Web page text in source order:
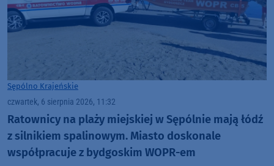
Sępólno Krajeńskie
czwartek, 6 sierpnia 2026, 11:32
Ratownicy na plaży miejskiej w Sępólnie mają łódź
z silnikiem spalinowym. Miasto doskonale
współpracuje z bydgoskim WOPR-em